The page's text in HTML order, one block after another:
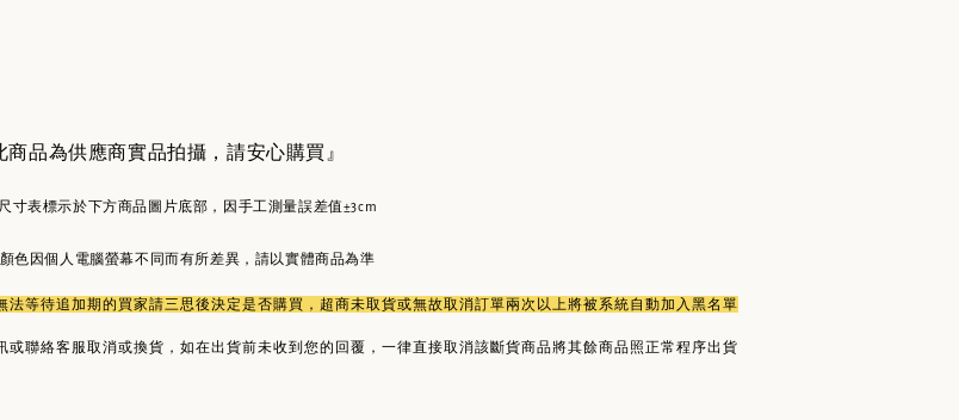
商品為供應商實品拍攝，請安心購買』
寸表標示於下方商品圖片底部，因手工測量誤差值±3cm
色因個人電腦螢幕不同而有所差異，請以實體商品為準
法等待追加期的買家請三思後決定是否購買，超商未取貨或無故取消訂單兩次以上將被系統自動加入黑名單
聯絡客服取消或換貨，如在出貨前未收到您的回覆，一律直接取消該斷貨商品將其餘商品照正常程序出貨